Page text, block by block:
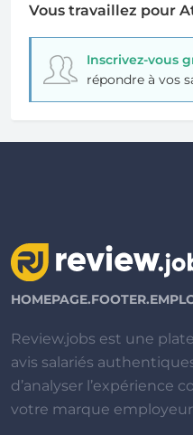
Vous travaillez pour
Inscrivez-vous
répondre à vos
Review.jobs est une
avis salariés
d’analyser l’expérience
votre marque employeur